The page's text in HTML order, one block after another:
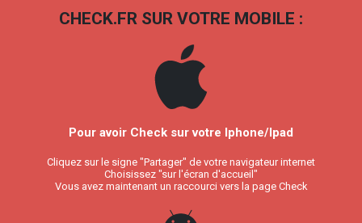
CHECK.FR SUR VOTRE MOBILE :
Pour avoir Check sur votre Iphone/Ipad
Cliquez sur le signe "Partager" de votre navigateur internet
Choisissez "sur l'écran d'accueil"
Vous avez maintenant un raccourci vers la page Check